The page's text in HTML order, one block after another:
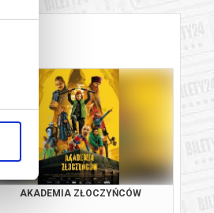
AKADEMIA ZŁOCZYŃCÓW